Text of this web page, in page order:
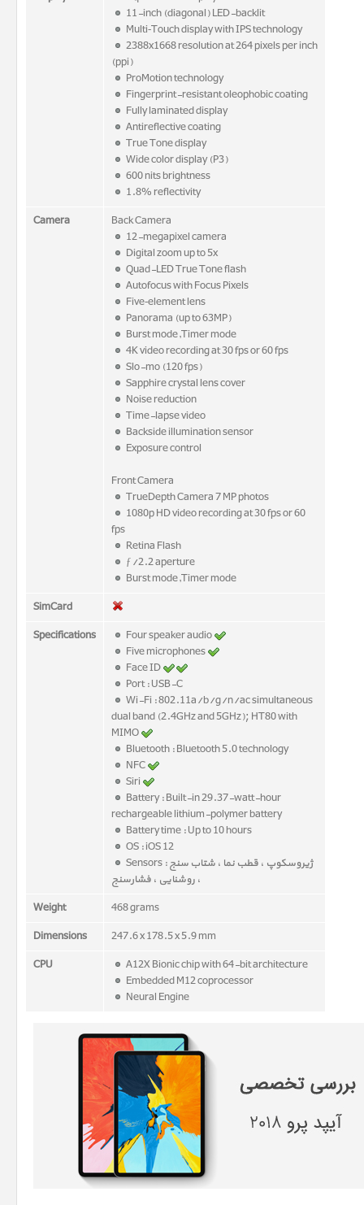
11-inch (diagonal) LED-backlit
Multi‑Touch display with IPS technology
2388x1668 resolution at 264 pixels per inch
(ppi)
ProMotion technology
Fingerprint-resistant oleophobic coating
Fully laminated display
Antireflective coating
True Tone display
Wide color display (P3)
600 nits brightness
1.8% reflectivity
Camera
Back Camera
12-megapixel camera
Digital zoom up to 5x
Quad-LED True Tone flash
Autofocus with Focus Pixels
Five‑element lens
Panorama (up to 63MP)
Burst mode,Timer mode
4K video recording at 30 fps or 60 fps
Slo-mo (120 fps)
Sapphire crystal lens cover
Noise reduction
Time-lapse video
Backside illumination sensor
Exposure control
Front Camera
TrueDepth Camera 7 MP photos
1080p HD video recording at 30 fps or 60
fps
Retina Flash
ƒ/2.2 aperture
Burst mode,Timer mode
SimCard
Specifications
Four speaker audio
Five microphones
Face ID
Port : USB-C
Wi-Fi : 802.11a/b/g/n/ac simultaneous
dual band (2.4GHz and 5GHz); HT80 with
MIMO
Bluetooth : Bluetooth 5.0 technology
NFC
Siri
Battery : Built-in 29.37-watt-hour
rechargeable lithium-polymer battery
Battery time : Up to 10 hours
OS : iOS 12
Sensors : ژیروسکوپ ، قطب نما ، شتاب سنج
، روشنایی ، فشارسنج
Weight
468 grams
Dimensions
247.6 x 178.5 x 5.9 mm
CPU
A12X Bionic chip with 64-bit architecture
Embedded M12 coprocessor
Neural Engine